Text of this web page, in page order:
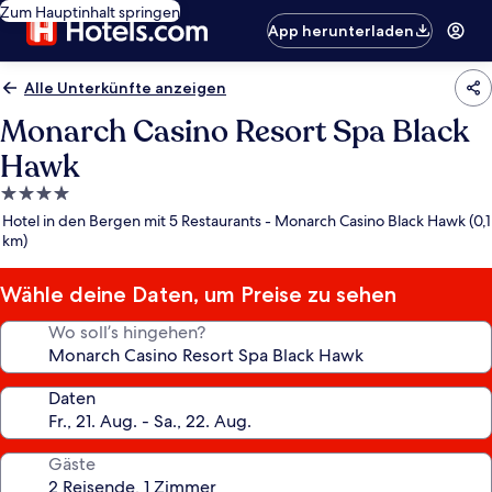
Zum Hauptinhalt springen
App herunterladen
Alle Unterkünfte anzeigen
Monarch Casino Resort Spa Black
Hawk
4.0-
Sterne-
Unterkunft
Hotel in den Bergen mit 5 Restaurants - Monarch Casino Black Hawk (0,1
km)
Wähle deine Daten, um Preise zu sehen
Wo soll’s hingehen?
Daten
Gäste